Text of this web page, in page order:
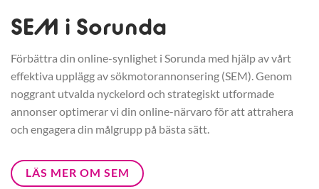
SEM i Sorunda
Förbättra din online-synlighet i Sorunda med hjälp av vårt
effektiva upplägg av sökmotorannonsering (SEM). Genom
noggrant utvalda nyckelord och strategiskt utformade
annonser optimerar vi din online-närvaro för att attrahera
och engagera din målgrupp på bästa sätt.
LÄS MER OM SEM